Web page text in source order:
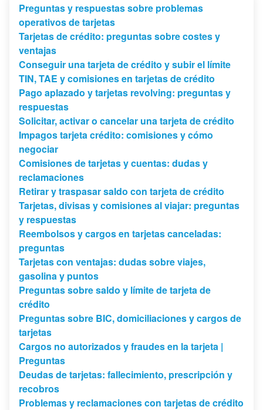
Preguntas y respuestas sobre problemas
operativos de tarjetas
Tarjetas de crédito: preguntas sobre costes y
ventajas
Conseguir una tarjeta de crédito y subir el límite
TIN, TAE y comisiones en tarjetas de crédito
Pago aplazado y tarjetas revolving: preguntas y
respuestas
Solicitar, activar o cancelar una tarjeta de crédito
Impagos tarjeta crédito: comisiones y cómo
negociar
Comisiones de tarjetas y cuentas: dudas y
reclamaciones
Retirar y traspasar saldo con tarjeta de crédito
Tarjetas, divisas y comisiones al viajar: preguntas
y respuestas
Reembolsos y cargos en tarjetas canceladas:
preguntas
Tarjetas con ventajas: dudas sobre viajes,
gasolina y puntos
Preguntas sobre saldo y límite de tarjeta de
crédito
Preguntas sobre BIC, domiciliaciones y cargos de
tarjetas
Cargos no autorizados y fraudes en la tarjeta |
Preguntas
Deudas de tarjetas: fallecimiento, prescripción y
recobros
Problemas y reclamaciones con tarjetas de crédito